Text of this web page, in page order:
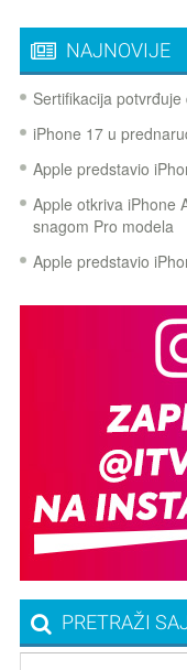
NAJNOVIJE
Sertifikacija
iPhone 17 u
Apple predstavio
Apple otkriva iPhone
snagom Pro modela
Apple predstavio
PRETRAŽI